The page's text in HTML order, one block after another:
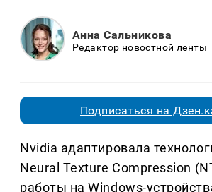
Анна Сальникова
Редактор новостной ленты
Подписаться на
Nvidia адаптировала
Neural Texture Compression
работы на Windows-